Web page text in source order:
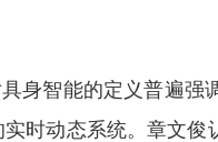
身智能的定义普遍强
实时动态系统。章文